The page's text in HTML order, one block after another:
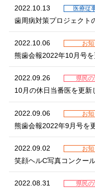
2022.10.13 医療従
歯周病対策プロジェクト
2022.10.06 お
熊歯会報2022年10月号
2022.09.26 県民
10月の休日当番医を更新
2022.09.06 お
熊歯会報2022年9月号を
2022.09.02 お
笑顔ヘルC写真コンクー
2022.08.31 県民